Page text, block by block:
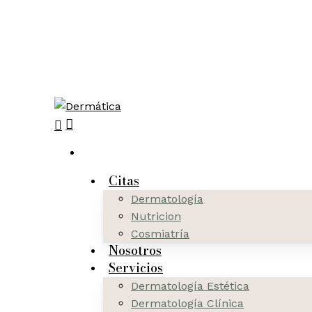
search
Citas
Dermatología
Nutricion
Cosmiatría
Nosotros
Servicios
Dermatología Estética
Dermatología Clínica